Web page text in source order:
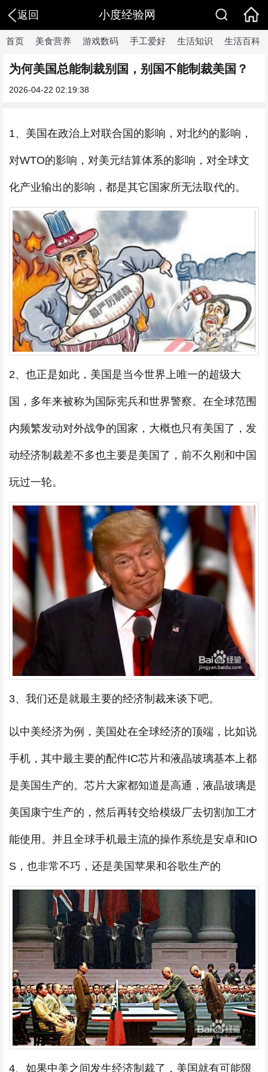
返回 小度经验网
首页 美食营养 游戏数码 手工爱好 生活知识 生活百科
为何美国总能制裁别国，别国不能制裁美国？
2026-04-22 02:19:38
1、美国在政治上对联合国的影响，对北约的影响，
对WTO的影响，对美元结算体系的影响，对全球文
化产业输出的影响，都是其它国家所无法取代的。
2、也正是如此，美国是当今世界上唯一的超级大
国，多年来被称为国际宪兵和世界警察。在全球范围
内频繁发动对外战争的国家，大概也只有美国了，发
动经济制裁差不多也主要是美国了，前不久刚和中国
玩过一轮。
3、我们还是就最主要的经济制裁来谈下吧。
以中美经济为例，美国处在全球经济的顶端，比如说
手机，其中最主要的配件IC芯片和液晶玻璃基本上都
是美国生产的。芯片大家都知道是高通，液晶玻璃是
美国康宁生产的，然后再转交给模级厂去切割加工才
能使用。并且全球手机最主流的操作系统是安卓和IO
S，也非常不巧，还是美国苹果和谷歌生产的
4、如果中美之间发生经济制裁了，美国就有可能限